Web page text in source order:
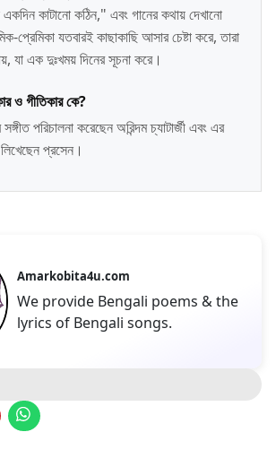
কাটানো কঠিন," এবং গানের কথায় দেখানো
প্রেমিকা যতবারই কাছাকাছি আসার চেষ্টা করে, তারা
যা এক দুঃখময় দিনের সূচনা করে।
ও গীতিকার কে?
পরিচালনা করেছেন অরিন্দম চ্যাটার্জী এবং এর
প্রসেন।
Amarkobita4u.com
We provide Bengali poems & the
lyrics of Bengali songs.